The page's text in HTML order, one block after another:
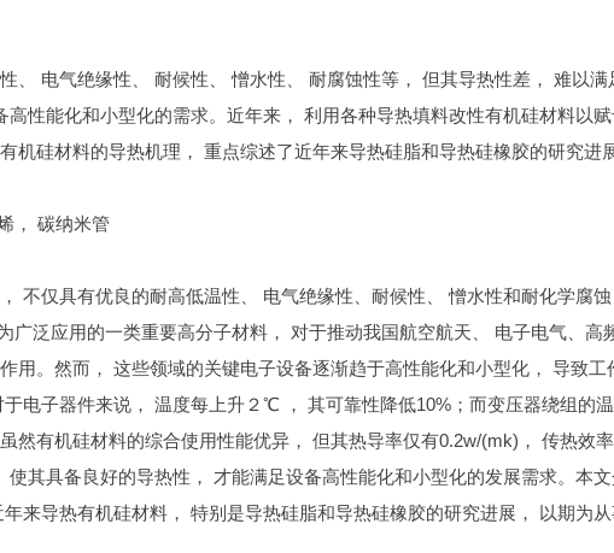
、 电气绝缘性、 耐候性、 憎水性、 耐腐蚀性等， 但其导热性差， 难以满
性能化和小型化的需求。近年来， 利用各种导热填料改性有机硅材料以
机硅材料的导热机理， 重点综述了近年来导热硅脂和导热硅橡胶的研究进
， 碳纳米管
不仅具有优良的耐高低温性、 电气绝缘性、耐候性、 憎水性和耐化学腐蚀
广泛应用的一类重要高分子材料， 对于推动我国航空航天、 电子电气、高
用。然而， 这些领域的关键电子设备逐渐趋于高性能化和小型化， 导致工
电子器件来说， 温度每上升２℃ ， 其可靠性降低10%；而变压器绕组的
然有机硅材料的综合使用性能优异， 但其热导率仅有0.2w/(mk)， 传热效
其具备良好的导热性， 才能满足设备高性能化和小型化的发展需求。本
来导热有机硅材料， 特别是导热硅脂和导热硅橡胶的研究进展， 以期为